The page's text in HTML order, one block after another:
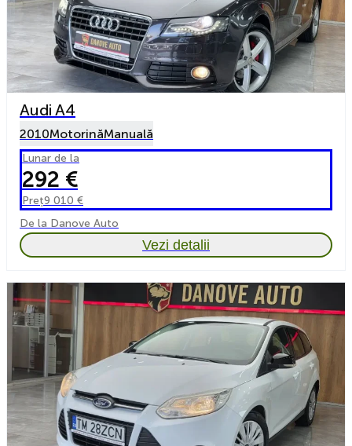
Audi A4
2010MotorinăManuală
Lunar de la
292 €
Preț9 010 €
De la Danove Auto
Vezi detalii